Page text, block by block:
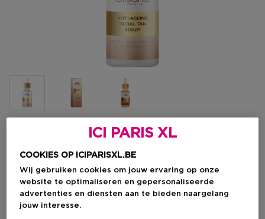
Kies je formaat
30 ML
30 ML
€ 51,95
ICI PARIS XL
COOKIES OP ICIPARISXL.BE
Wij gebruiken cookies om jouw ervaring op onze
website te optimaliseren en gepersonaliseerde
advertenties en diensten aan te bieden naargelang
jouw interesse.